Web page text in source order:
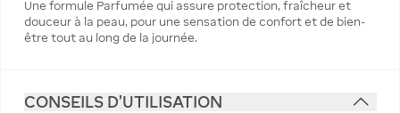
Une formule Parfumée qui assure protection, fraîcheur et
douceur à la peau, pour une sensation de confort et de bien-
être tout au long de la journée.
CONSEILS D'UTILISATION